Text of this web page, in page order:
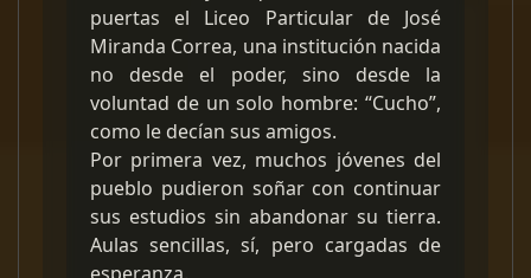
puertas el Liceo Particular de José
Miranda Correa, una institución nacida
no desde el poder, sino desde la
voluntad de un solo hombre: “Cucho”,
como le decían sus amigos.
Por primera vez, muchos jóvenes del
pueblo pudieron soñar con continuar
sus estudios sin abandonar su tierra.
Aulas sencillas, sí, pero cargadas de